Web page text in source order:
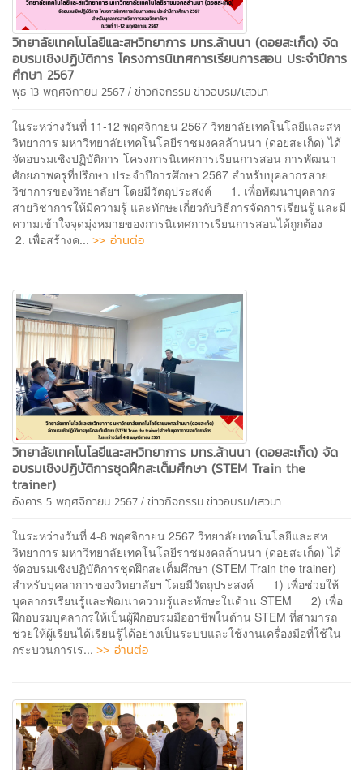
วิทยาลัยเทคโนโลยีและสหวิทยาการ มทร.ล้านนา (ดอยสะเก็ด) จัด
อบรมเชิงปฏิบัติการ โครงการนิเทศการเรียนการสอน ประจำปีการ
ศึกษา 2567
พุธ 13 พฤศจิกายน 2567 / ข่าวกิจกรรมข่าวอบรม/เสวนา
ในระหว่างวันที่ 11-12 พฤศจิกายน 2567 วิทยาลัยเทคโนโลยีและสห
วิทยาการ มหาวิทยาลัยเทคโนโลยีราชมงคลล้านนา (ดอยสะเก็ด) ได้
จัดอบรมเชิงปฏิบัติการ โครงการนิเทศการเรียนการสอน การพัฒนา
ศักยภาพครูที่ปรึกษา ประจำปีการศึกษา 2567 สำหรับบุคลากรสาย
วิชาการของวิทยาลัยฯ โดยมีวัตถุประสงค์ 1. เพื่อพัฒนาบุคลากร
สายวิชาการให้มีความรู้ และทักษะเกี่ยวกับวิธีการจัดการเรียนรู้ และมี
ความเข้าใจจุดมุ่งหมายของการนิเทศการเรียนการสอนได้ถูกต้อง
2. เพื่อสร้างค... >> อ่านต่อ
วิทยาลัยเทคโนโลยีและสหวิทยาการ มทร.ล้านนา (ดอยสะเก็ด) จัด
อบรมเชิงปฏิบัติการชุดฝึกสะเต็มศึกษา (STEM Train the
trainer)
อังคาร 5 พฤศจิกายน 2567 / ข่าวกิจกรรมข่าวอบรม/เสวนา
ในระหว่างวันที่ 4-8 พฤศจิกายน 2567 วิทยาลัยเทคโนโลยีและสห
วิทยาการ มหาวิทยาลัยเทคโนโลยีราชมงคลล้านนา (ดอยสะเก็ด) ได้
จัดอบรมเชิงปฏิบัติการชุดฝึกสะเต็มศึกษา (STEM Train the trainer)
สำหรับบุคลาการของวิทยาลัยฯ โดยมีวัตถุประสงค์ 1) เพื่อช่วยให้
บุคลากรเรียนรู้และพัฒนาความรู้และทักษะในด้าน STEM 2) เพื่อ
ฝึกอบรมบุคลากรให้เป็นผู้ฝึกอบรมมืออาชีพในด้าน STEM ที่สามารถ
ช่วยให้ผู้เรียนได้เรียนรู้ได้อย่างเป็นระบบและใช้งานเครื่องมือที่ใช้ใน
กระบวนการเร... >> อ่านต่อ